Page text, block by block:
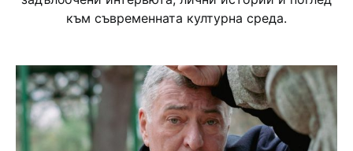
към съвременната културна среда.